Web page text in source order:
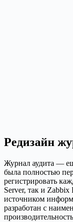
Редизайн
Журнал аудита —
была полностью
регистрировать
Server, так и
источником
разработан с